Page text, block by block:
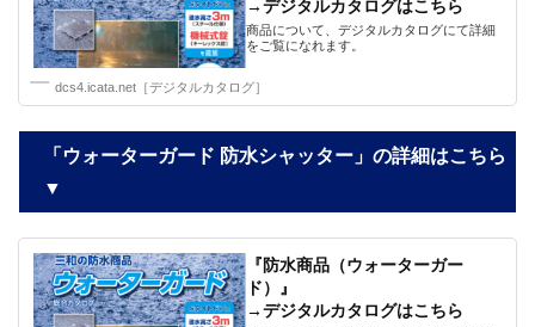
→デジタルカタログはこちら
商品について、デジタルカタログにて詳細
をご覧になれます。
dcs4.icata.net［デジタルカタログ］
「ウォーターガード 防水シャッター」の詳細はこちら
▼
『防水商品（ウォーターガー
ド）』
→デジタルカタログはこちら